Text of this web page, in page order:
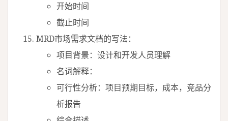
开始时间
截止时间
MRD市场需求文档的写法：
项目背景：设计和开发人员理解
名词解释：
可行性分析：项目预期目标，成本，竞品分
析报告